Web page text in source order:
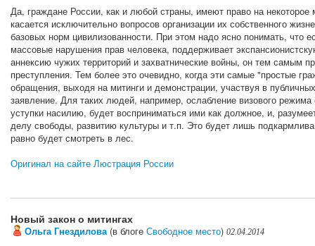
Да, граждане России, как и любой страны, имеют право на некоторое
касается исключительно вопросов организации их собственного
базовых норм цивилизованности. При этом надо ясно понимать, что
массовые нарушения прав человека, поддерживает
аннексию чужих территорий и захватнические войны, он тем самым
преступления. Тем более это очевидно, когда эти самые "простые
обращения, выходя на митинги и демонстрации, участвуя в
заявление. Для таких людей, например, ослабление визового
уступки насилию, будет восприниматься ими как должное, и,
делу свободы, развитию культуры и т.п. Это будет лишь
равно будет смотреть в лес.
Оригинал на сайте Люстрация России
Новый закон о митингах
Ольга Гнездилова(в блоге Свободное место) 02.04.2014